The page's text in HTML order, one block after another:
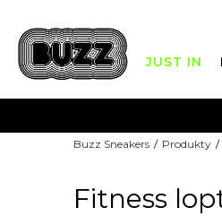
JUST IN
Buzz Sneakers Produkty
Fitness